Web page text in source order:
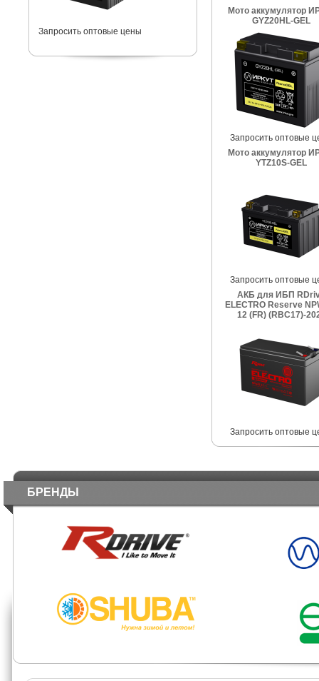
Запросить оптовые цены
Мото аккумулятор
GYZ20HL-GEL
Запросить оптовые
Мото аккумулятор
YTZ10S-GEL
Запросить оптовые
АКБ для ИБП
ELECTRO Reserve
12 (FR) (RBC17)-
Запросить оптовые
БРЕНДЫ